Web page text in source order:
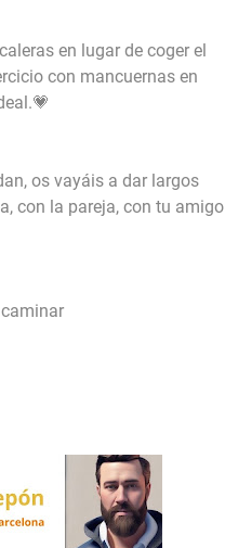
en lugar de coger el
con mancuernas en
os vayáis a dar largos
con la pareja, con tu amigo